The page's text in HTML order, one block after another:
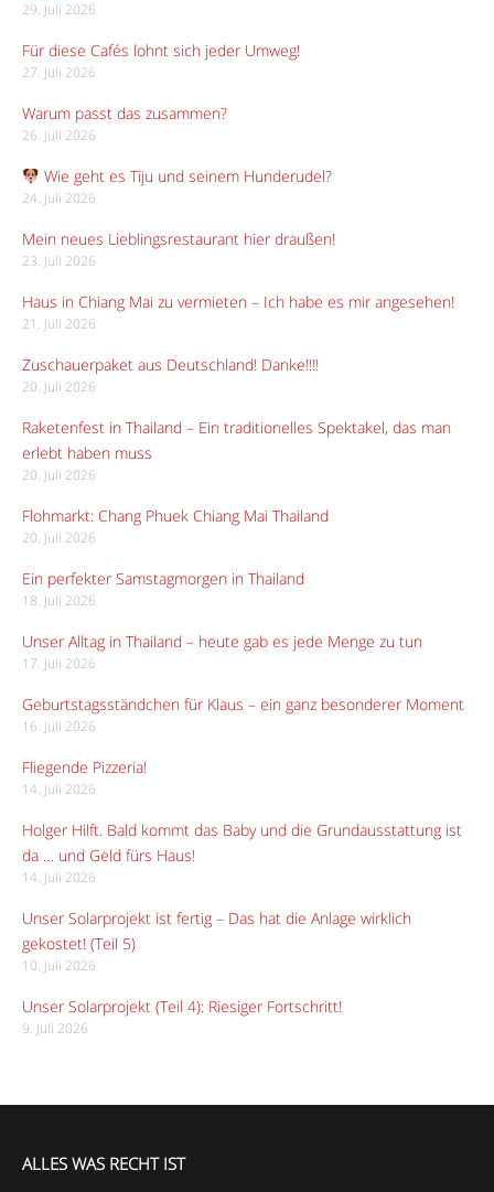
29. Juli 2026
Für diese Cafés lohnt sich jeder Umweg!
27. Juli 2026
Warum passt das zusammen?
26. Juli 2026
Wie geht es Tiju und seinem Hunderudel?
24. Juli 2026
Mein neues Lieblingsrestaurant hier draußen!
23. Juli 2026
Haus in Chiang Mai zu vermieten – Ich habe es mir angesehen!
21. Juli 2026
Zuschauerpaket aus Deutschland! Danke!!!!
20. Juli 2026
Raketenfest in Thailand – Ein traditionelles Spektakel, das man
erlebt haben muss
20. Juli 2026
Flohmarkt: Chang Phuek Chiang Mai Thailand
20. Juli 2026
Ein perfekter Samstagmorgen in Thailand
18. Juli 2026
Unser Alltag in Thailand – heute gab es jede Menge zu tun
17. Juli 2026
Geburtstagsständchen für Klaus – ein ganz besonderer Moment
16. Juli 2026
Fliegende Pizzeria!
14. Juli 2026
Holger Hilft. Bald kommt das Baby und die Grundausstattung ist
da … und Geld fürs Haus!
14. Juli 2026
Unser Solarprojekt ist fertig – Das hat die Anlage wirklich
gekostet! (Teil 5)
10. Juli 2026
Unser Solarprojekt (Teil 4): Riesiger Fortschritt!
9. Juli 2026
ALLES WAS RECHT IST